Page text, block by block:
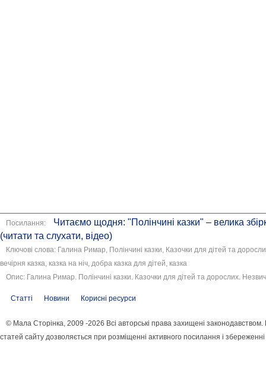
Посилання:
Читаємо щодня: "Полінчині казки" – велика
(читати та слухати, відео)
Ключові слова: Галина Римар, Полінчині казки, Казочки для дітей та
вечірня казка, казка на ніч, добра казка для дітей, казка
Опис: Галина Римар. Полінчині казки. Казочки для дітей та дорослих.
Статті Новини Корисні ресурси
© Мала Сторінка, 2009 -2026 Всі авторські права захищені
статей сайту дозволяється при розміщенні активного посилання і